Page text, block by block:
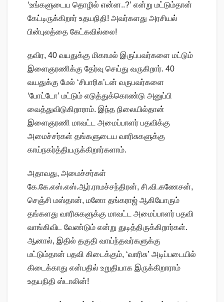
‘உங்களுடைய தொழில் என்ன..?’ என்று மட்டும்தான்
கேட்டிருக்கிறார் உதயநிதி! அவர்களது அரசியல்
பின்புலத்தை கேட்கவில்லை!
தவிர, 40 வயதுக்கு மிகாமல் இருப்பவர்களை மட்டும்
இளைஞரணிக்கு தேர்வு செய்து வருகிறார். 40
வயதுக்கு மேல் ‘சிபாரிசு’டன் வருபவர்களை
‘போட்டோ’ மட்டும் எடுத்துக்கொண்டு அனுப்பி
வைத்துவிடுகிறாராம். இந்த நிலையில்தான்
இளைஞரணி மாவட்ட அமைப்பாளர் பதவிக்கு
அமைச்சர்கள் தங்களுடைய வாரிசுகளுக்கு
காய்நகர்த்தியருக்கிறார்களாம்.
அதாவது, அமைச்சர்கள்
கே.கே.எஸ்.எஸ்.ஆர்.ராமச்சந்திரன், சி.வி.கணேசன்,
செஞ்சி மஸ்தான், மனோ தங்கராஜ் ஆகியோரும்
தங்களது வாரிசுகளுக்கு மாவட்ட அமைப்பாளர் பதவி
வாங்கிவிட வேண்டும் என்று துடித்திருக்கிறார்கள்.
ஆனால், இதில் தகுதி வாய்ந்தவர்களுக்கு
மட்டும்தான் பதவி கிடைக்கும், ‘வாரிசு’ அடிப்படையில்
கிடைக்காது என்பதில் உறுதியாக இருக்கிறாராம்
உதயநிதி ஸ்டாலின்!